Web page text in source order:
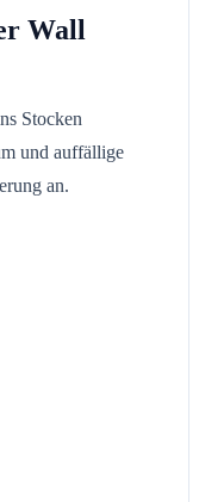
Wall
Stocken
und auffällige
an.